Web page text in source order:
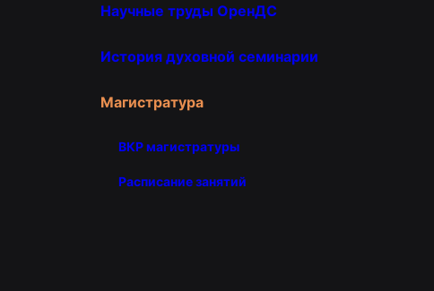
Научные труды ОренДС
История духовной семинарии
Магистратура
ВКР магистратуры
Расписание занятий